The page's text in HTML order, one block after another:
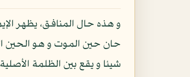
و هذه حال المنافق، يظهر
حان حين الموت و هو الحين
شيئا و يقع بين الظلمة